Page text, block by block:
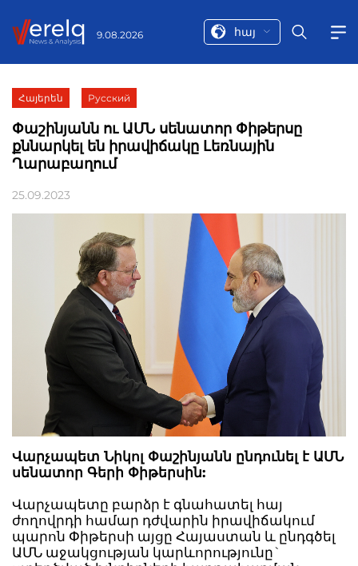
9.08.2026 հայ
Հայերեն Русский
Փաշինյանն ու ԱՄՆ սենատոր Փիթերսը
քննարկել են իրավիճակը Լեռնային
Ղարաբաղում
25.09.2023
Վարչապետ Նիկոլ Փաշինյանն ընդունել է ԱՄՆ
սենատոր Գերի Փիթերսին:
Վարչապետը բարձր է գնահատել հայ
ժողովրդի համար դժվարին իրավիճակում
պարոն Փիթերսի այցը Հայաստան և ընդգծել
ԱՄՆ աջակցության կարևորությունը`